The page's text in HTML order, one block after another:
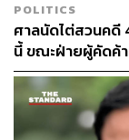
POLITICS
ศาลนัดไต่สวนคดี
นี้ ขณะฝ่ายผู้คัดค้